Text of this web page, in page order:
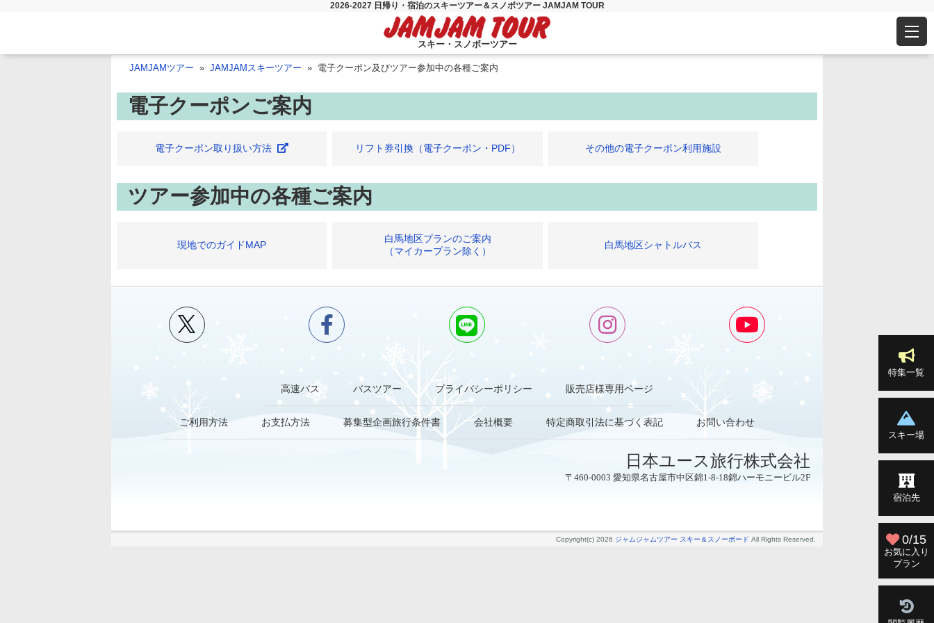
2026-2027 日帰り・宿泊のスキーツアー＆スノボツアー JAMJAM TOUR
スキー・スノボーツアー
JAMJAMツアー JAMJAMスキーツアー 電子クーポン及びツアー参加中の各種ご案内
電子クーポンご案内
電子クーポン取り扱い方法 リフト券引換（電子クーポン・PDF） その他の電子クーポン利用施設
ツアー参加中の各種ご案内
現地でのガイドMAP
白馬地区プランのご案内
（マイカープラン除く）
白馬地区シャトルバス
高速バス バスツアー プライバシーポリシー 販売店様専用ページ
ご利用方法 お支払方法 募集型企画旅行条件書 会社概要 特定商取引法に基づく表記 お問い合わせ
日本ユース旅行株式会社
〒460-0003 愛知県名古屋市中区錦1-8-18錦ハーモニービル2F
Copyright(c) 2026 ジャムジャムツアー スキー＆スノーボード All Rights Reserved.
特集一覧
スキー場
宿泊先
0/15
お気に入り
プラン